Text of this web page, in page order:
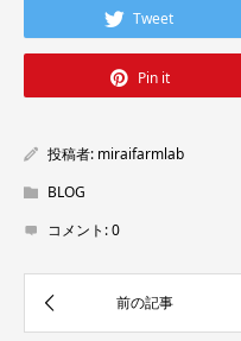
Tweet
Pin it
投稿者: miraifarmlab
BLOG
コメント:0